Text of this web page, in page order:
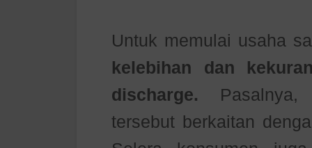
Untuk memulai usaha
kelebihan dan
discharge. Pasalnya,
tersebut berkaitan